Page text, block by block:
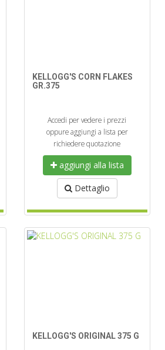
KELLOGG'S CORN FLAKES
GR.375
Accedi per vedere i prezzi
oppure aggiungi a lista per
richiedere quotazione
aggiungi alla lista
Dettaglio
KELLOGG'S ORIGINAL 375 G